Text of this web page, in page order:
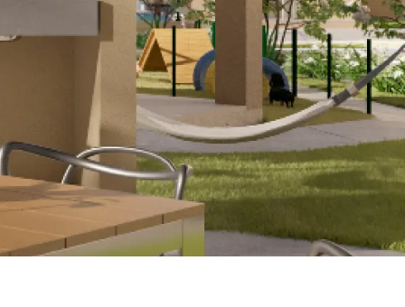
Simulador de Financiamento
Encontre um corretor